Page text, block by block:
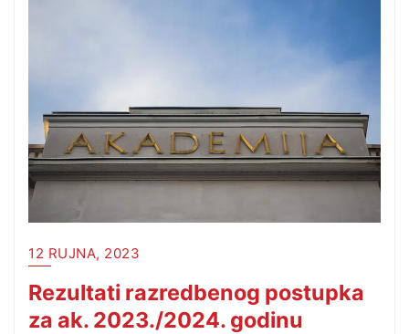
12 RUJNA, 2023
Rezultati razredbenog postupka
za ak. 2023./2024. godinu